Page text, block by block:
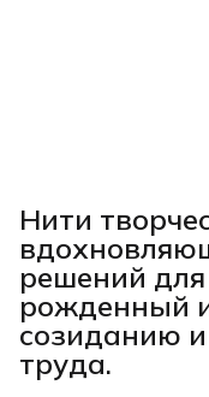
Нити
решений
рожденный
созиданию и
труда.